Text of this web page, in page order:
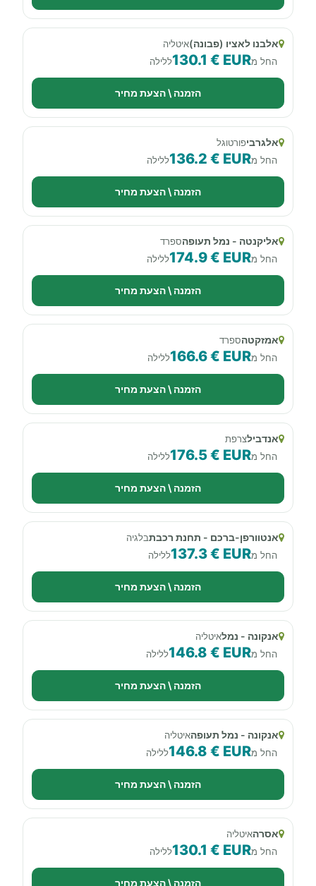
אלבנו לאציו (פבונה)איטליה
החל מ130.1 € EURללילה
הזמנה \ הצעת מחיר
אלגרביפורטוגל
החל מ136.2 € EURללילה
הזמנה \ הצעת מחיר
אליקנטה - נמל תעופהספרד
החל מ174.9 € EURללילה
הזמנה \ הצעת מחיר
אמזקטהספרד
החל מ166.6 € EURללילה
הזמנה \ הצעת מחיר
אנדבילצרפת
החל מ176.5 € EURללילה
הזמנה \ הצעת מחיר
אנטוורפן-ברכם - תחנת רכבתבלגיה
החל מ137.3 € EURללילה
הזמנה \ הצעת מחיר
אנקונה - נמלאיטליה
החל מ146.8 € EURללילה
הזמנה \ הצעת מחיר
אנקונה - נמל תעופהאיטליה
החל מ146.8 € EURללילה
הזמנה \ הצעת מחיר
אסרהאיטליה
החל מ130.1 € EURללילה
הזמנה \ הצעת מחיר